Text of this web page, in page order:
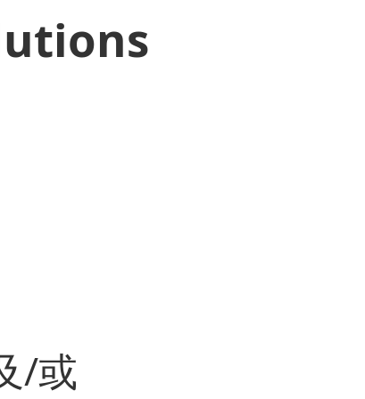
/或